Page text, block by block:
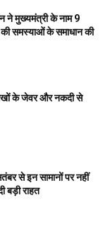
ने मुख्यमंत्री के नाम 9
की समस्याओं के समाधान की
के जेवर और नकदी से
से इन सामानों पर नहीं
बड़ी राहत